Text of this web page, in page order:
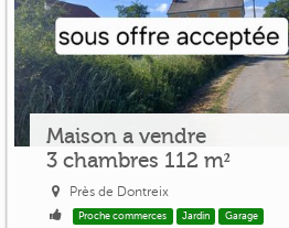
Maison a vendre
3 chambres 112 m²
Près de Dontreix
Proche commerces Jardin Garage